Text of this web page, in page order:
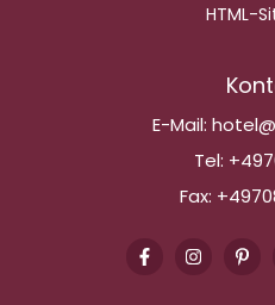
HTML-
E-Mail:
Tel:
Fax: